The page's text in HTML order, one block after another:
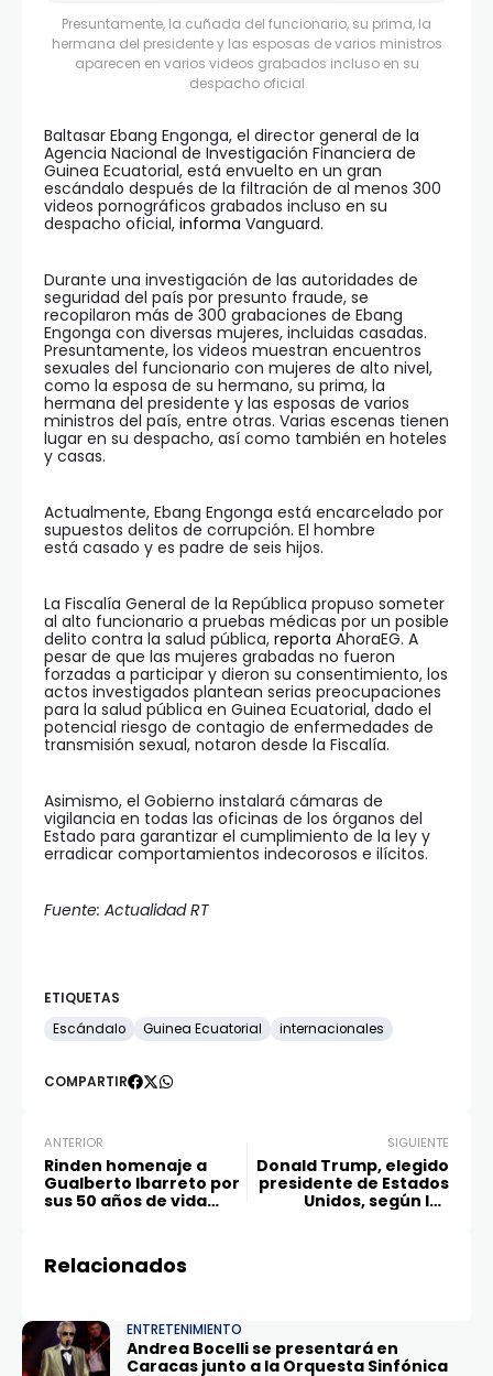
Presuntamente, la cuñada del funcionario, su prima, la
hermana del presidente y las esposas de varios ministros
aparecen en varios videos grabados incluso en su
despacho oficial
Baltasar Ebang Engonga, el director general de la
Agencia Nacional de Investigación Financiera de
Guinea Ecuatorial, está envuelto en un gran
escándalo después de la filtración de al menos 300
videos pornográficos grabados incluso en su
despacho oficial, informa Vanguard.
Durante una investigación de las autoridades de
seguridad del país por presunto fraude, se
recopilaron más de 300 grabaciones de Ebang
Engonga con diversas mujeres, incluidas casadas.
Presuntamente, los videos muestran encuentros
sexuales del funcionario con mujeres de alto nivel,
como la esposa de su hermano, su prima, la
hermana del presidente y las esposas de varios
ministros del país, entre otras. Varias escenas tienen
lugar en su despacho, así como también en hoteles
y casas.
Actualmente, Ebang Engonga está encarcelado por
supuestos delitos de corrupción. El hombre
está casado y es padre de seis hijos.
La Fiscalía General de la República propuso someter
al alto funcionario a pruebas médicas por un posible
delito contra la salud pública, reporta AhoraEG. A
pesar de que las mujeres grabadas no fueron
forzadas a participar y dieron su consentimiento, los
actos investigados plantean serias preocupaciones
para la salud pública en Guinea Ecuatorial, dado el
potencial riesgo de contagio de enfermedades de
transmisión sexual, notaron desde la Fiscalía.
Asimismo, el Gobierno instalará cámaras de
vigilancia en todas las oficinas de los órganos del
Estado para garantizar el cumplimiento de la ley y
erradicar comportamientos indecorosos e ilícitos.
Fuente: Actualidad RT
ETIQUETAS
Escándalo
Guinea Ecuatorial internacionales
COMPARTIR
ANTERIOR
Rinden homenaje a
Gualberto Ibarreto por
sus 50 años de vida
SIGUIENTE
Donald Trump, elegido
presidente de Estados
Unidos, según los
Relacionados
ENTRETENIMIENTO
Andrea Bocelli se presentará en
Caracas junto a la Orquesta Sinfónica